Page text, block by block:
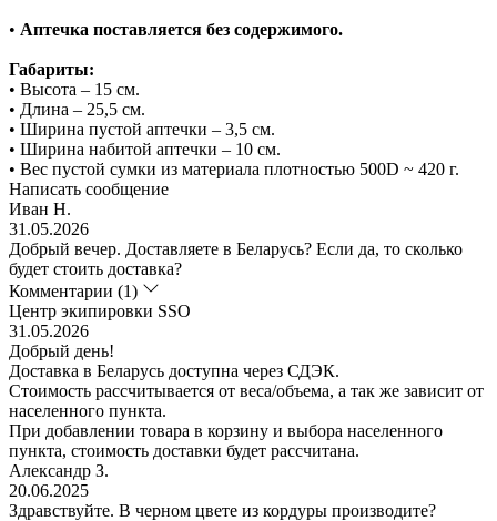
• Аптечка поставляется без содержимого.
Габариты:
• Высота – 15 см.
• Длина – 25,5 см.
• Ширина пустой аптечки – 3,5 см.
• Ширина набитой аптечки – 10 см.
• Вес пустой сумки из материала плотностью 500D ~ 420 г.
Написать сообщение
Иван Н.
31.05.2026
Добрый вечер. Доставляете в Беларусь? Если да, то сколько
будет стоить доставка?
Комментарии (1)
Центр экипировки SSO
31.05.2026
Добрый день!
Доставка в Беларусь доступна через СДЭК.
Стоимость рассчитывается от веса/объема, а так же зависит от
населенного пункта.
При добавлении товара в корзину и выбора населенного
пункта, стоимость доставки будет рассчитана.
Александр З.
20.06.2025
Здравствуйте. В черном цвете из кордуры производите?